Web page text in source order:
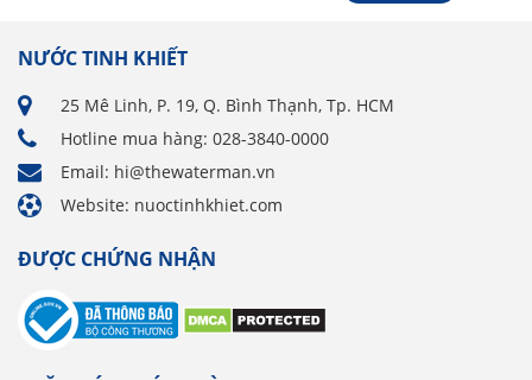
NƯỚC TINH KHIẾT
25 Mê Linh, P. 19, Q. Bình Thạnh, Tp. HCM
Hotline mua hàng: 028-3840-0000
Email: hi@thewaterman.vn
Website: nuoctinhkhiet.com
ĐƯỢC CHỨNG NHẬN